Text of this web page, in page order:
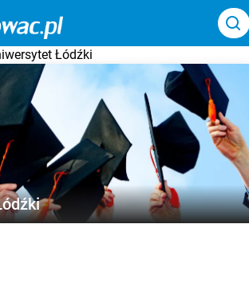
Łódźki